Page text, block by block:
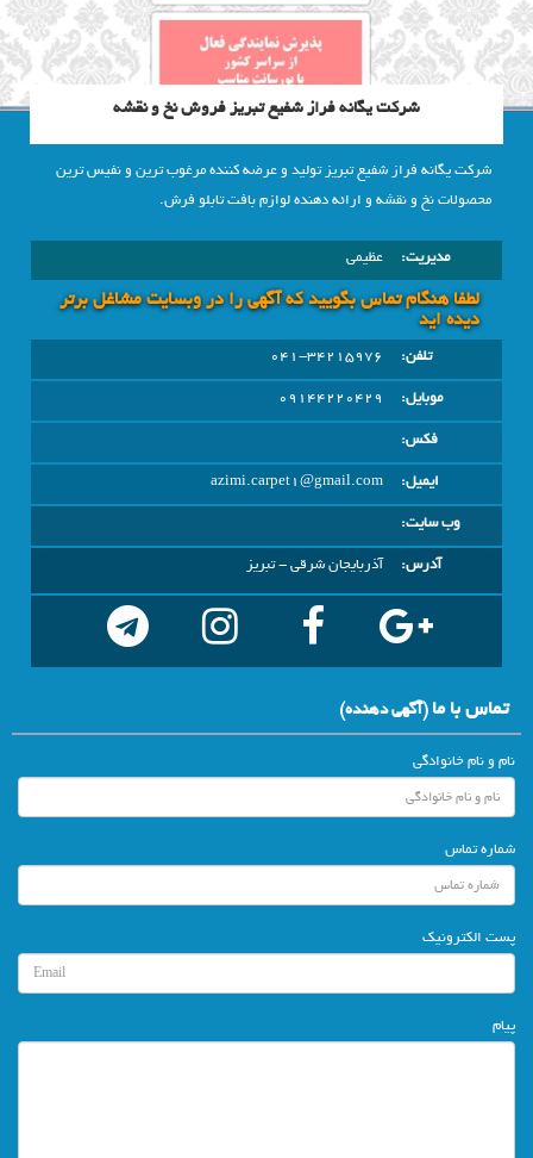
شرکت یگانه فراز شفیع تبریز فروش نخ و نقشه
شرکت یگانه فراز شفیع تبریز تولید و عرضه کننده مرغوب ترین و نفیس ترین
محصولات نخ و نقشه و ارائه دهنده لوازم بافت تابلو فرش.
مدیریت: عظيمي
لطفا هنگام تماس بگویید که آگهی را در وبسايت مشاغل برتر
دیده اید
تلفن:
041-34215976
موبایل:
09144220429
فکس:
ایمیل:
azimi.carpet1@gmail.com
وب سایت:
آدرس:
آذربايجان شرقي - تبريز
تماس با ما(آگهي دهنده)
نام و نام خانوادگی
شماره تماس
پست الکترونیک
پیام